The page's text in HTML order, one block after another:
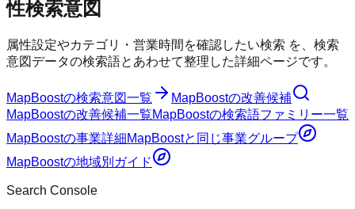
性検索意図
属性設定やカテゴリ・営業時間を確認したい検索 を、検索
意図データの検索語とあわせて整理した詳細ページです。
MapBoostの検索意図一覧 MapBoostの改善候補
MapBoostの改善候補一覧MapBoostの検索語ファミリー一覧
MapBoostの事業詳細MapBoostと同じ事業グループ
MapBoostの地域別ガイド
Search Console